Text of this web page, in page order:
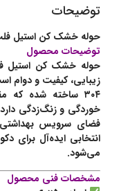
توضیحات
حوله خشک کن استیل فلت
توضیحات محصول
زیبایی، کیفیت و دوام
۳۰۴ ساخته شده که
خوردگی و زنگ‌زدگی
فضای سرویس
انتخابی ایده‌آل برای
می‌شود.
مشخصات فنی محصول